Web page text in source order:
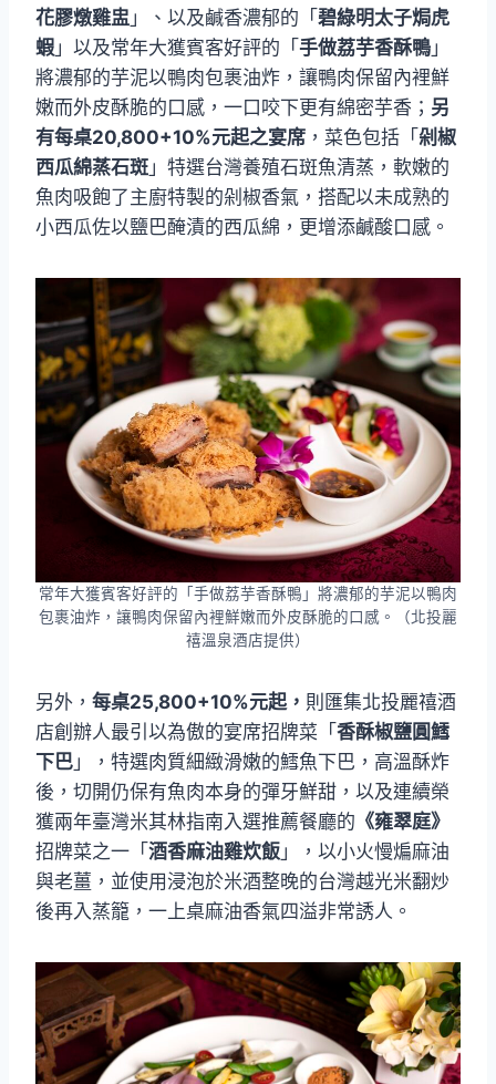
花膠燉雞盅 」、以及鹹香濃郁的「 碧綠明太子焗虎
蝦 」以及常年大獲賓客好評的「 手做荔芋香酥鴨 」
將濃郁的芋泥以鴨肉包裹油炸，讓鴨肉保留內裡鮮
嫩而外皮酥脆的口感，一口咬下更有綿密芋香； 另
有每桌20,800+10%元起之宴席 ，菜色包括「 剁椒
西瓜綿蒸石斑 」特選台灣養殖石斑魚清蒸，軟嫩的
魚肉吸飽了主廚特製的剁椒香氣，搭配以未成熟的
小西瓜佐以鹽巴醃漬的西瓜綿，更增添鹹酸口感。
常年大獲賓客好評的「手做荔芋香酥鴨」將濃郁的芋泥以鴨肉
包裹油炸，讓鴨肉保留內裡鮮嫩而外皮酥脆的口感。（北投麗
禧溫泉酒店提供）
另外， 每桌25,800+10%元起， 則匯集北投麗禧酒
店創辦人最引以為傲的宴席招牌菜「香酥椒鹽圓鱈
下巴 」，特選肉質細緻滑嫩的鱈魚下巴，高溫酥炸
後，切開仍保有魚肉本身的彈牙鮮甜，以及連續榮
獲兩年臺灣米其林指南入選推薦餐廳的 《雍翠庭》
招牌菜之一「酒香麻油雞炊飯 」，以小火慢煸麻油
與老薑，並使用浸泡於米酒整晚的台灣越光米翻炒
後再入蒸籠，一上桌麻油香氣四溢非常誘人。